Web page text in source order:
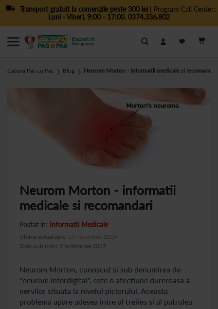
Transport gratuit la comenzile peste 300 lei| Program Call Center:
Luni - Vineri, 9:00 - 17:00, 0374.336.802
Cautare
Catena Pas cu Pas ❯ Blog ❯ Neurom Morton - informatii medicale si recomandari
Neurom Morton - informatii
medicale si recomandari
Postat in: Informatii Medicale
Data publicării: 2 octombrie 2017
Ultima actualizare: 15 noiembrie 2024
Neurom Morton, cunoscut si sub denumirea de
"neurom interdigital", este o afectiune dureroasa a
nervilor situata la nivelul piciorului. Aceasta
problema apare adesea intre al treilea si al patrulea